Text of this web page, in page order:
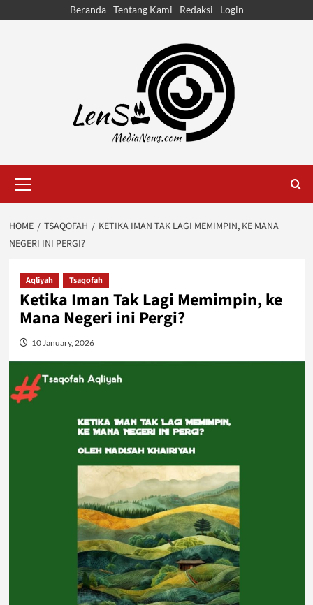
Beranda Tentang Kami Redaksi Login
Menu
HOME TSAQOFAH
KETIKA IMAN TAK LAGI MEMIMPIN, KE MANA
NEGERI INI PERGI?
Aqliyah Tsaqofah
Ketika Iman Tak Lagi Memimpin, ke
Mana Negeri ini Pergi?
10 January, 2026